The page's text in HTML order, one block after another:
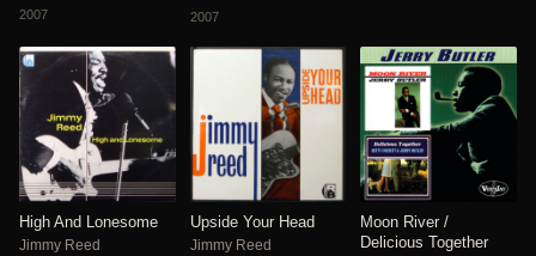
2007 2007
High And Lonesome
Jimmy Reed
Upside Your Head
Jimmy Reed
Moon River /
Delicious Together